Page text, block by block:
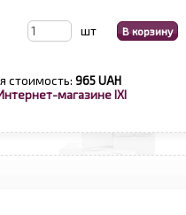
шт
стоимость: 965 UAH
магазине IXI